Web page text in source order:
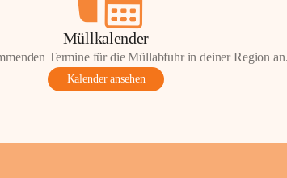
Müllkalender
Termine für die Müllabfuhr in deiner Region
Kalender ansehen